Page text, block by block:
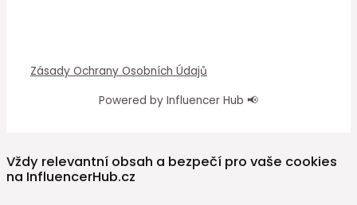
Zásady Ochrany Osobních Údajů
Powered by Influencer Hub 📢
Vždy relevantní obsah a bezpečí pro vaše cookies
na InfluencerHub.cz